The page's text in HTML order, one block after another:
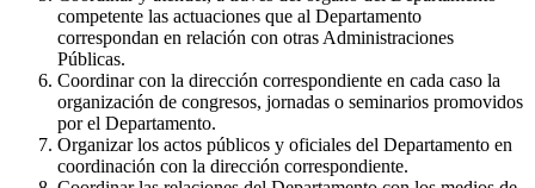
competente las actuaciones que al Departamento
correspondan en relación con otras Administraciones
Públicas.
Coordinar con la dirección correspondiente en cada caso la
organización de congresos, jornadas o seminarios promovidos
por el Departamento.
Organizar los actos públicos y oficiales del Departamento en
coordinación con la dirección correspondiente.